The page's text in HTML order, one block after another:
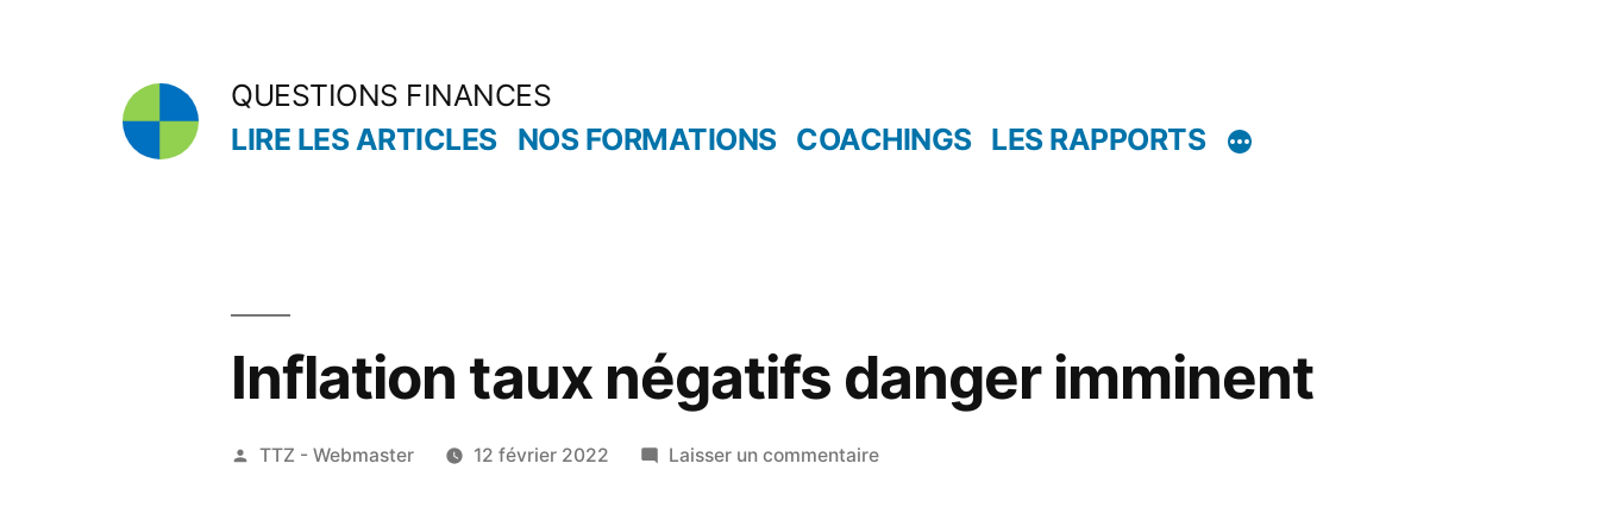
QUESTIONS FINANCES
LIRE LES ARTICLES
NOS FORMATIONS COACHINGS LES RAPPORTS
Inflation taux négatifs danger imminent
Publié
TTZ - Webmaster 12 février 2022 Laisser un commentairesur